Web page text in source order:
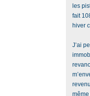
les
fait
hiver
J’ai
même